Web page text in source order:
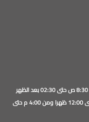
الفروع : يوميا عدا يوم الجمعة ، من 8:30 ص حتى 12:00 ظهرا ومن 4:00 م حتى